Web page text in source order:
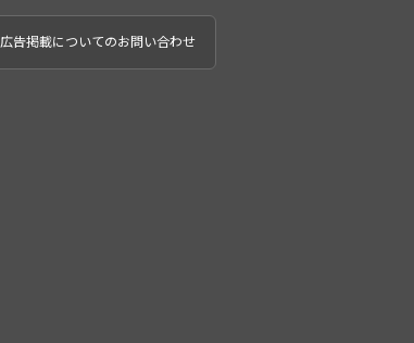
広告掲載についてのお問い合わせ